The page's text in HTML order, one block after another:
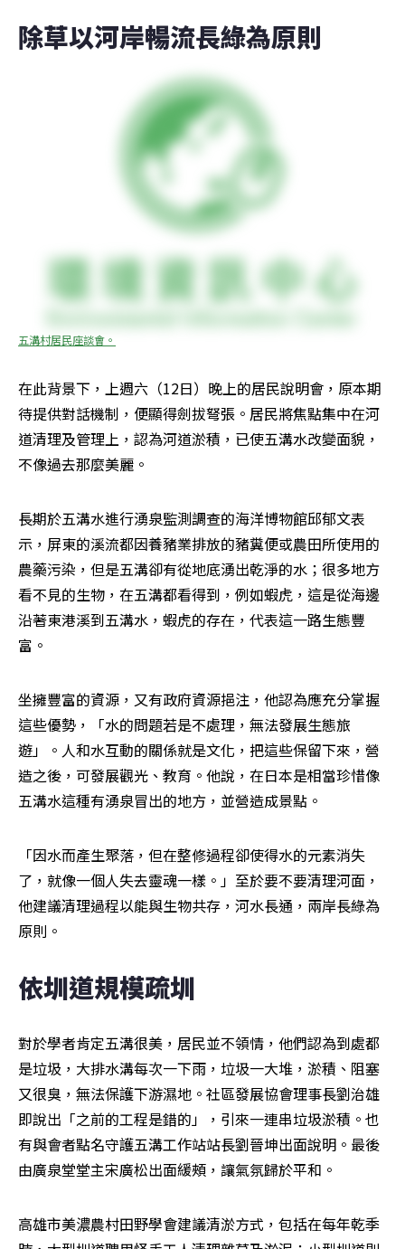
除草以河岸暢流長綠為原則
五溝村居民座談會。
在此背景下，上週六（12日）晚上的居民說明會，原本期
待提供對話機制，便顯得劍拔弩張。居民將焦點集中在河
道清理及管理上，認為河道淤積，已使五溝水改變面貌，
不像過去那麼美麗。
長期於五溝水進行湧泉監測調查的海洋博物館邱郁文表
示，屏東的溪流都因養豬業排放的豬糞便或農田所使用的
農藥污染，但是五溝卻有從地底湧出乾淨的水；很多地方
看不見的生物，在五溝都看得到，例如蝦虎，這是從海邊
沿著東港溪到五溝水，蝦虎的存在，代表這一路生態豐
富。
坐擁豐富的資源，又有政府資源挹注，他認為應充分掌握
這些優勢，「水的問題若是不處理，無法發展生態旅
遊」。人和水互動的關係就是文化，把這些保留下來，營
造之後，可發展觀光、教育。他說，在日本是相當珍惜像
五溝水這種有湧泉冒出的地方，並營造成景點。
「因水而產生聚落，但在整修過程卻使得水的元素消失
了，就像一個人失去靈魂一樣。」至於要不要清理河面，
他建議清理過程以能與生物共存，河水長通，兩岸長綠為
原則。
依圳道規模疏圳
對於學者肯定五溝很美，居民並不領情，他們認為到處都
是垃圾，大排水溝每次一下雨，垃圾一大堆，淤積、阻塞
又很臭，無法保護下游濕地。社區發展協會理事長劉治雄
即說出「之前的工程是錯的」，引來一連串垃圾淤積。也
有與會者點名守護五溝工作站站長劉晉坤出面說明。最後
由廣泉堂堂主宋廣松出面緩頰，讓氣氛歸於平和。
高雄市美濃農村田野學會建議清淤方式，包括在每年乾季